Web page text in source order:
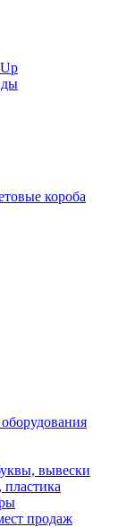
короба
вывески
продаж